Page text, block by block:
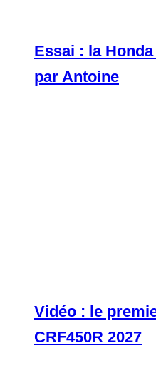
Essai : la
par Antoine
Vidéo : le
CRF450R 2027